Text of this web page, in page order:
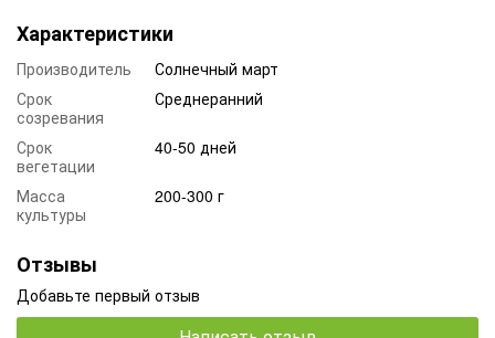
Характеристики
Производитель
Солнечный март
Срок
созревания
Среднеранний
Срок
вегетации
40-50 дней
Масса
культуры
200-300 г
Отзывы
Добавьте первый отзыв